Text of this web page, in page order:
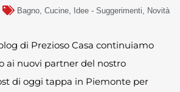
Bagno, Cucine, Idee - Suggerimenti Novità
di Prezioso Casa continuiamo
ai nuovi partner del nostro
di oggi tappa in Piemonte per